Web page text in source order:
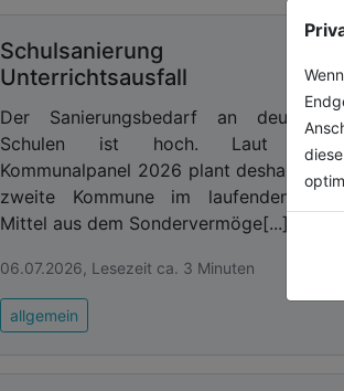
Schulsanierung ohne
Unterrichtsausfall
Der Sanierungsbedarf an deutschen
Schulen ist hoch. Laut KfW-
Kommunalpanel 2026 plant deshalb jede
zweite Kommune im laufenden Jahr
Mittel aus dem Sondervermöge[...]
06.07.2026, Lesezeit ca. 3 Minuten
allgemein